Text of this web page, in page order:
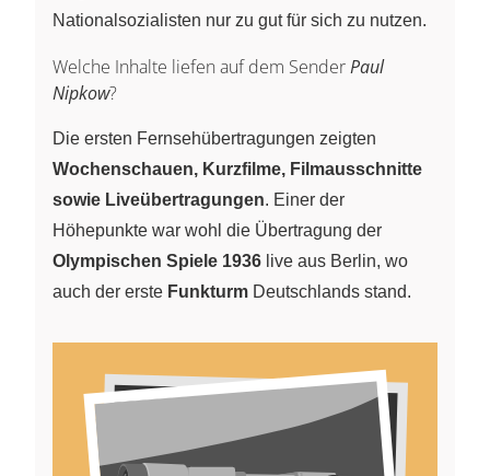
Nationalsozialisten nur zu gut für sich zu nutzen.
Welche Inhalte liefen auf dem SenderPaul
Nipkow?
Die ersten Fernsehübertragungen zeigten
Wochenschauen, Kurzfilme, Filmausschnitte
sowie Liveübertragungen. Einer der
Höhepunkte war wohl die Übertragung der
Olympischen Spiele 1936 live aus Berlin, wo
auch der erste Funkturm Deutschlands stand.